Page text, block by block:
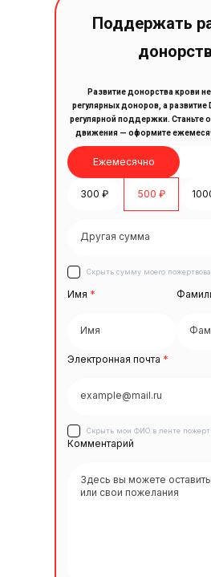
Поддержать
Развитие донорства крови
регулярных доноров, а
регулярной поддержки. Станьте
движения — оформите
Ежемесячно
300 ₽ 500 ₽
Скрыть сумму моего
Имя *
Электронная почта *
Скрыть мои ФИО в ленте
Комментарий